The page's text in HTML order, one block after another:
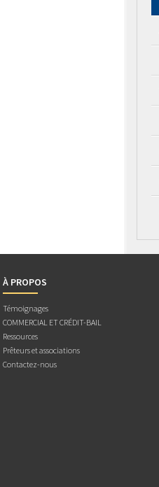
À PROPOS
Témoignages
COMMERCIAL ET CRÉDIT-BAIL
Ressources
Prêteurs et associations
Contactez-nous